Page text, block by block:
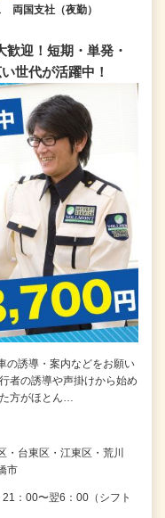
両国支社（夜勤）
歓迎！短期・単発・
世代が活躍中！
の誘導・案内などをお願い
者の誘導や声掛けから始め
方がほとん…
・台東区・江東区・荒川
市
：00〜翌6：00（シフト